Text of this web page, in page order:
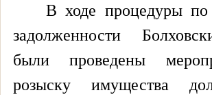
В ходе процедуры
задолженности
были проведены
розыску имущества